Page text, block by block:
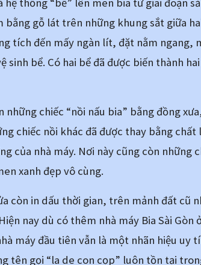
hệ thống “bể” lên men bia từ giai đoạn
bằng gỗ lát trên những khung sắt giữa
tích đến mấy ngàn lít, đặt nằm ngang,
sinh bể. Có hai bể đã được biến thành
những chiếc “nồi nấu bia” bằng đồng
chiếc nồi khác đã được thay bằng
của nhà máy. Nơi này cũng còn
xanh đẹp vô cùng.
còn in dấu thời gian, trên mảnh đất cũ
nay dù có thêm nhà máy Bia Sài
máy đầu tiên vẫn là một nhãn hiệu
tên gọi “la de con cọp” luôn tồn tại